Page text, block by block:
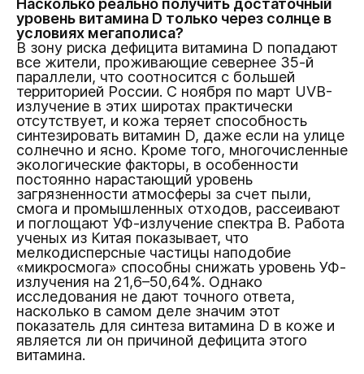
уровень витамина D только через солнце в
условиях мегаполиса?
В зону риска дефицита витамина D попадают
все жители, проживающие севернее 35-й
параллели, что соотносится с большей
территорией России. С ноября по март UVB-
излучение в этих широтах практически
отсутствует, и кожа теряет способность
синтезировать витамин D, даже если на улице
солнечно и ясно. Кроме того, многочисленные
экологические факторы, в особенности
постоянно нарастающий уровень
загрязненности атмосферы за счет пыли,
смога и промышленных отходов, рассеивают
и поглощают УФ-излучение спектра B. Работа
ученых из Китая показывает, что
мелкодисперсные частицы наподобие
«микросмога» способны снижать уровень УФ-
излучения на 21,6–50,64%. Однако
исследования не дают точного ответа,
насколько в самом деле значим этот
показатель для синтеза витамина D в коже и
является ли он причиной дефицита этого
витамина.